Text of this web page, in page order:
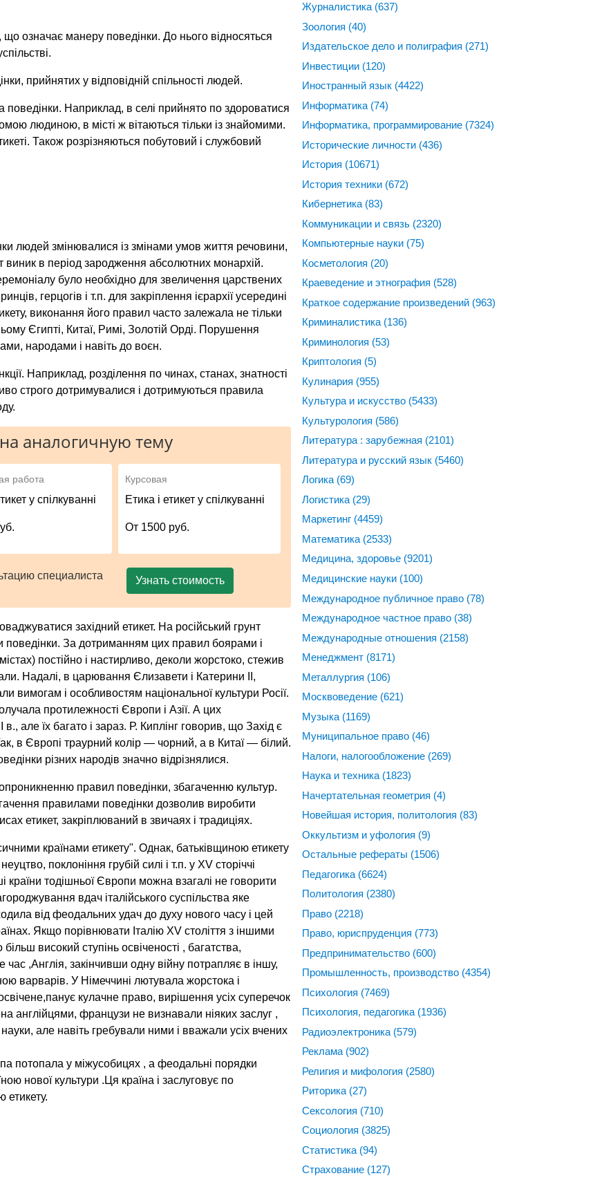
означає манеру поведінки. До нього відносяться
прийнятих у відповідній спільності людей.
поведінки. Наприклад, в селі прийнято по здороватися
людиною, в місті ж вітаються тільки із знайомими.
Також розрізняються побутовий і службовий
людей змінювалися із змінами умов життя речовини,
виник в період зародження абсолютних монархій.
було необхідно для звеличення царствених
герцогів і т.п. для закріплення ієрархії усередині
виконання його правил часто залежала не тільки
Єгипті, Китаї, Римі, Золотій Орді. Порушення
народами і навіть до воєн.
Наприклад, розділення по чинах, станах, знатності
строго дотримувалися і дотримуються правила
аналогичную тему
работа
у спілкуванні
Курсовая
Етика і етикет у спілкуванні
От 1500 руб.
специалиста
Узнать стоимость
західний етикет. На російський грунт
поведінки. За дотриманням цих правил боярами і
постійно і настирливо, деколи жорстоко, стежив
Надалі, в царювання Єлизавети і Катерини II,
вимогам і особливостям національної культури Росії.
протилежності Європи і Азії. А цих
але їх багато і зараз. Р. Киплінг говорив, що Захід є
в Європі траурний колір — чорний, а в Китаї — білий.
різних народів значно відрізнялися.
правил поведінки, збагаченню культур.
правилами поведінки дозволив виробити
етикет, закріплюваний в звичаях і традиціях.
країнами етикету". Однак, батьківщиною етикету
поклоніння грубій силі і т.п. у XV сторіччі
країни тодішньої Європи можна взагалі не говорити
вдач італійського суспільства яке
від феодальних удач до духу нового часу і цей
Якщо порівнювати Італію XV століття з іншими
високий ступінь освіченості , багатства,
,Англія, закінчивши одну війну потрапляє в іншу,
варварів. У Німеччині лютувала жорстока і
кулачне право, вирішення усіх суперечок
англійцями, французи не визнавали ніяких заслуг ,
але навіть гребували ними і вважали усіх вчених
потопала у міжусобицях , а феодальні порядки
нової культури .Ця країна і заслуговує по
етикету.
Журналистика (637)
Зоология (40)
Издательское дело и полиграфия (271)
Инвестиции (120)
Иностранный язык (4422)
Информатика (74)
Информатика, программирование (7324)
Исторические личности (436)
История (10671)
История техники (672)
Кибернетика (83)
Коммуникации и связь (2320)
Компьютерные науки (75)
Косметология (20)
Краеведение и этнография (528)
Краткое содержание произведений (963)
Криминалистика (136)
Криминология (53)
Криптология (5)
Кулинария (955)
Культура и искусство (5433)
Культурология (586)
Литература : зарубежная (2101)
Литература и русский язык (5460)
Логика (69)
Логистика (29)
Маркетинг (4459)
Математика (2533)
Медицина, здоровье (9201)
Медицинские науки (100)
Международное публичное право (78)
Международное частное право (38)
Международные отношения (2158)
Менеджмент (8171)
Металлургия (106)
Москвоведение (621)
Музыка (1169)
Муниципальное право (46)
Налоги, налогообложение (269)
Наука и техника (1823)
Начертательная геометрия (4)
Новейшая история, политология (83)
Оккультизм и уфология (9)
Остальные рефераты (1506)
Педагогика (6624)
Политология (2380)
Право (2218)
Право, юриспруденция (773)
Предпринимательство (600)
Промышленность, производство (4354)
Психология (7469)
Психология, педагогика (1936)
Радиоэлектроника (579)
Реклама (902)
Религия и мифология (2580)
Риторика (27)
Сексология (710)
Социология (3825)
Статистика (94)
Страхование (127)